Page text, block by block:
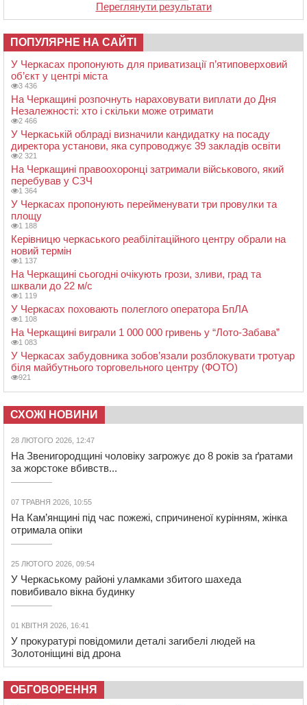
Переглянути результати
ПОПУЛЯРНЕ НА САЙТІ
У Черкасах пропонують для приватизації п’ятиповерховий
об’єкт у центрі міста
3 436
На Черкащині розпочнуть нараховувати виплати до Дня
Незалежності: хто і скільки може отримати
2 466
У Черкаській облраді визначили кандидатку на посаду
директора установи, яка супроводжує 39 закладів освіти
2 321
На Черкащині правоохоронці затримали військового, який
перебував у СЗЧ
1 364
У Черкасах пропонують перейменувати три провулки та
площу
1 188
Керівницю черкаського реабілітаційного центру обрали на
новий термін
1 137
На Черкащині сьогодні очікують грози, зливи, град та
шквали до 22 м/с
1 119
У Черкасах поховають полеглого оператора БпЛА
1 108
На Черкащині виграли 1 000 000 гривень у “Лото-Забава”
1 083
У Черкасах забудовника зобов’язали розблокувати тротуар
біля майбутнього торговельного центру (ФОТО)
921
СХОЖІ НОВИНИ
28 ЛЮТОГО 2026, 12:47
На Звенигородщині чоловіку загрожує до 8 років за ґратами
за жорстоке вбивств...
07 ТРАВНЯ 2026, 10:55
На Кам’янщині під час пожежі, спричиненої курінням, жінка
отримала опіки
25 ЛЮТОГО 2026, 09:54
У Черкаському районі уламками збитого шахеда
повибивало вікна будинку
01 КВІТНЯ 2026, 16:41
У прокуратурі повідомили деталі загибелі людей на
Золотоніщині від дрона
ОБГОВОРЕННЯ